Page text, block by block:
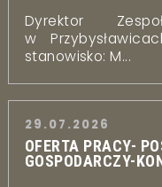
Dyrektor
w
stanowisko: M...
29.07.2026
OFERTA PRACY-
GOSPODARCZY-